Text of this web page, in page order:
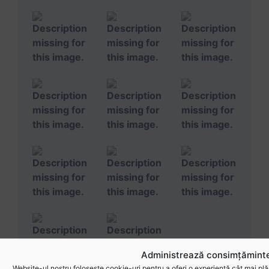
Administrează